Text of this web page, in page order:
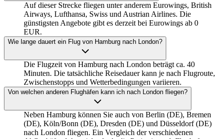
Auf dieser Strecke fliegen unter anderem Eurowings, British
Airways, Lufthansa, Swiss und Austrian Airlines. Die
günstigsten Angebote gibt es derzeit bei Eurowings ab 0
EUR.
Wie lange dauert ein Flug von Hamburg nach London?
Die Flugzeit von Hamburg nach London beträgt ca. 40
Minuten. Die tatsächliche Reisedauer kann je nach Flugroute,
Zwischenstopps und Wetterbedingungen variieren.
Von welchen anderen Flughäfen kann ich nach London fliegen?
Neben Hamburg können Sie auch von Berlin (DE), Bremen
(DE), Köln/Bonn (DE), Dresden (DE) und Düsseldorf (DE)
nach London fliegen. Ein Vergleich der verschiedenen